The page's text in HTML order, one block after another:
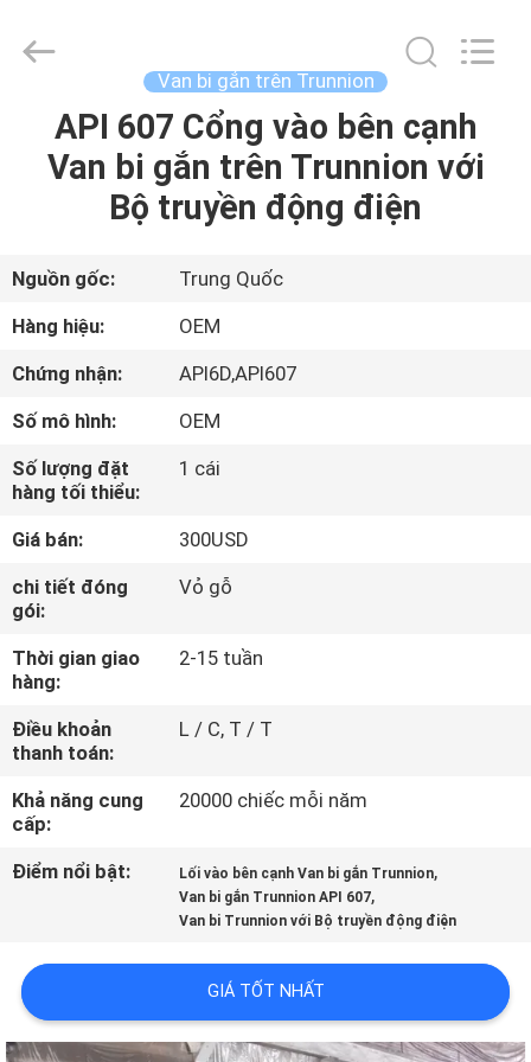
NHÀ
VIDEO
VỀ
CHÚNG
TÔI
THAM
QUAN
NHÀ
MÁY
KIỂM
SOÁT
CHẤT
LƯỢNG
HỆ
CHÚNG
Reserved.
Van bi gắn trên Trunnion
API 607 ​​Cổng vào bên cạnh
Van bi gắn trên Trunnion với
Bộ truyền động điện
Nguồn gốc:
Trung Quốc
Hàng hiệu:
OEM
Chứng nhận:
API6D,API607
Số mô hình:
OEM
Số lượng đặt
hàng tối thiểu:
1 cái
Giá bán:
300USD
chi tiết đóng
gói:
Vỏ gỗ
Thời gian giao
hàng:
2-15 tuần
Điều khoản
thanh toán:
L / C, T / T
Khả năng cung
cấp:
20000 chiếc mỗi năm
Điểm nổi bật: Lối vào bên cạnh Van bi gắn Trunnion,
Van bi gắn Trunnion API 607,
Van bi Trunnion với Bộ truyền động điện
GIÁ TỐT NHẤT